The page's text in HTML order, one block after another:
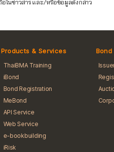
อในข่าวสาร และ/หรือข้อมูลดังกล่าว
Products & Services
ThaiBMA Training
iBond
Bond Registration
MeBond
API Service
Web Service
e-bookbuilding
iRisk